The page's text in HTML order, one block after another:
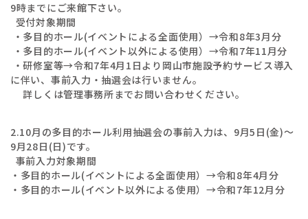
9時までにご来館下さい。
受付対象期間
・多目的ホール(イベントによる全面使用）→令和8年3月分
・多目的ホール(イベント以外による使用）→令和7年11月分
・研修室等→令和7年4月1日より岡山市施設予約サービス導入
に伴い、事前入力・抽選会は行いません。
詳しくは管理事務所までお問い合わせください。
2.10月の多目的ホール利用抽選会の事前入力は、9月5日(金)～
9月28日(日)です。
事前入力対象期間
・多目的ホール(イベントによる全面使用）→令和8年4月分
・多目的ホール(イベント以外による使用）→令和7年12月分